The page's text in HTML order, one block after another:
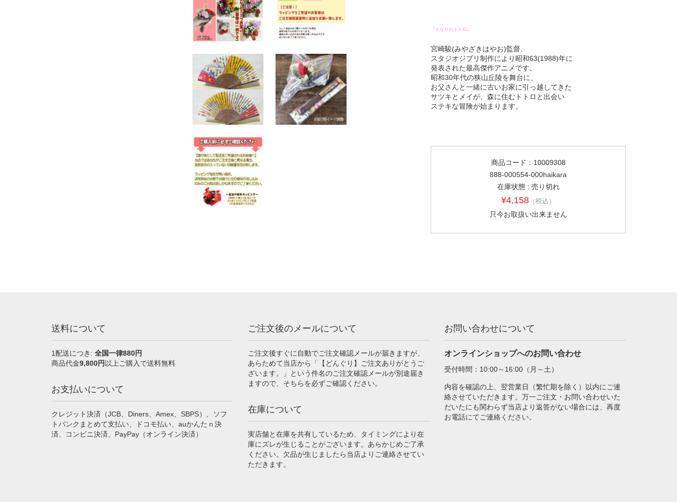
『となりのトトロ』
宮崎駿(みやざきはやお)監督、
スタジオジブリ制作により昭和63(1988)年に
発表された最高傑作アニメです。
昭和30年代の狭山丘陵を舞台に、
お父さんと一緒に古いお家に引っ越してきた
サツキとメイが、森に住むトトロと出会い
ステキな冒険が始まります。
商品コード：10009308
888-000554-000haikara
在庫状態 : 売り切れ
¥4,158 （税込）
只今お取扱い出来ません
送料について
1配送につき: 全国一律880円
商品代金9,800円 以上ご購入で送料無料
お支払いについて
クレジット決済（JCB、Diners、Amex、SBPS）、ソフ
トバンクまとめて支払い、ドコモ払い、auかんたｎ決
済、コンビニ決済、PayPay（オンライン決済）
ご注文後のメールについて
ご注文後すぐに自動でご注文確認メールが届きますが、
あらためて当店から「【どんぐり】ご注文ありがとうご
ざいます。」という件名のご注文確認メールが別途届き
ますので、そちらを必ずご確認ください。
在庫について
実店舗と在庫を共有しているため、タイミングにより在
庫にズレが生じることがございます。あらかじめご了承
ください。欠品が生じましたら当店よりご連絡させてい
ただきます。
お問い合わせについて
オンラインショップへのお問い合わせ
受付時間：10:00～16:00（月～土）
内容を確認の上、翌営業日（繁忙期を除く）以内にご連
絡させていただきます。万一ご注文・お問い合わせいた
だいたにも関わらず当店より返答がない場合には、再度
お電話にてご連絡ください。